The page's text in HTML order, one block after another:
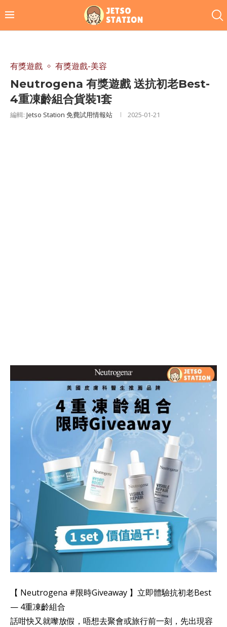
有獎遊戲 有獎遊戲-美容
Neutrogena 有獎遊戲 送抗初老Best-
4重凍齡組合貨裝1套
編輯: Jetso Station 免費試用情報站 2025-01-21
【 Neutrogena #限時Giveaway 】立即體驗抗初老Best
— 4重凍齡組合
話咁快又就嚟放假，唔想去聚會或旅行前一刻，先出現容